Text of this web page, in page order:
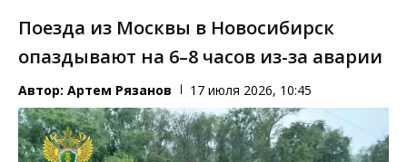
Поезда из Москвы в Новосибирск
опаздывают на 6–8 часов из-за аварии
Автор: Артем Рязанов 17 июля 2026, 10:45